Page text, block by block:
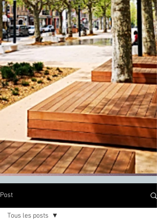
Post
Tous les posts